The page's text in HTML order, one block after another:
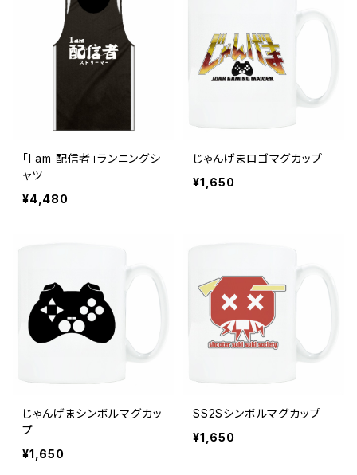
「I am 配信者」ランニングシ
ャツ
¥4,480
じゃんげまロゴマグカップ
¥1,650
じゃんげまシンボルマグカッ
プ
¥1,650
SS2Sシンボルマグカップ
¥1,650